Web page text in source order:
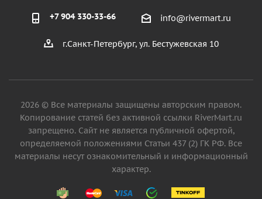
+7 904 330-33-66 info@rivermart.ru
г.Санкт-Петербург, ул. Бестужевская 10
2026 © Все материалы защищены авторским правом.
Копирование статей без активной ссылки RiverMart.ru
запрещено. Сайт не является публичной офертой,
определяемой положениями Статьи 437 (2) ГК РФ. Все
материалы несут ознакомительный и информационный
характер.